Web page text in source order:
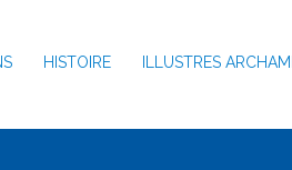
HISTOIRE ILLUSTRES